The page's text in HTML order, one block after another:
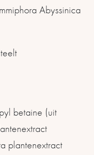
Abyssinica
betaine (uit
plantenextract